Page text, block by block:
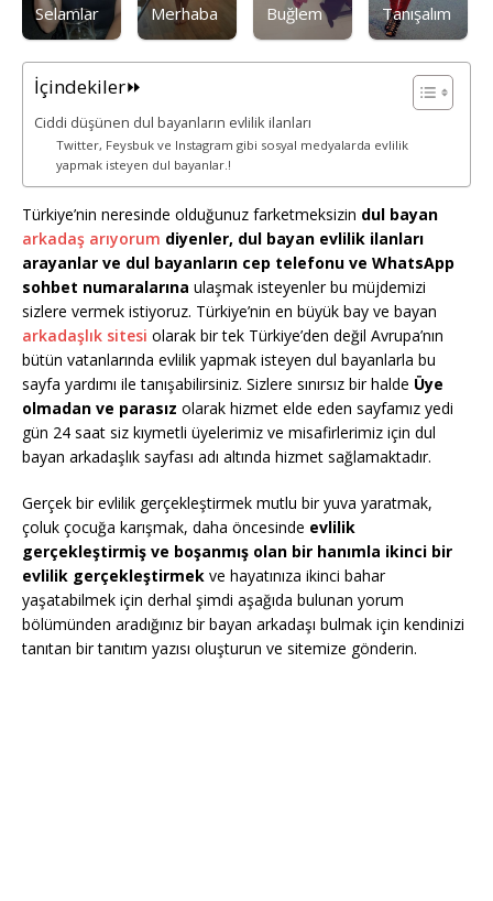
Selamlar Merhaba Buğlem Tanışalım
İçindekiler⏩
Ciddi düşünen dul bayanların evlilik ilanları
Twitter, Feysbuk ve Instagram gibi sosyal medyalarda evlilik
yapmak isteyen dul bayanlar.!
Türkiye’nin neresinde olduğunuz farketmeksizin dul bayan
arkadaş arıyorum diyenler, dul bayan evlilik ilanları
arayanlar ve dul bayanların cep telefonu ve WhatsApp
sohbet numaralarına ulaşmak isteyenler bu müjdemizi
sizlere vermek istiyoruz. Türkiye’nin en büyük bay ve bayan
arkadaşlık sitesi olarak bir tek Türkiye’den değil Avrupa’nın
bütün vatanlarında evlilik yapmak isteyen dul bayanlarla bu
sayfa yardımı ile tanışabilirsiniz. Sizlere sınırsız bir halde Üye
olmadan ve parasız olarak hizmet elde eden sayfamız yedi
gün 24 saat siz kıymetli üyelerimiz ve misafirlerimiz için dul
bayan arkadaşlık sayfası adı altında hizmet sağlamaktadır.
Gerçek bir evlilik gerçekleştirmek mutlu bir yuva yaratmak,
çoluk çocuğa karışmak, daha öncesinde evlilik
gerçekleştirmiş ve boşanmış olan bir hanımla ikinci bir
evlilik gerçekleştirmek ve hayatınıza ikinci bahar
yaşatabilmek için derhal şimdi aşağıda bulunan yorum
bölümünden aradığınız bir bayan arkadaşı bulmak için kendinizi
tanıtan bir tanıtım yazısı oluşturun ve sitemize gönderin.